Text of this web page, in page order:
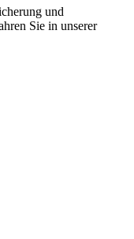
und
Sie in unserer